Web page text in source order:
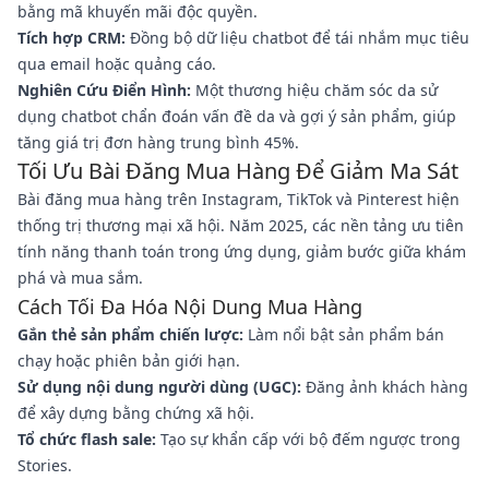
bằng mã khuyến mãi độc quyền.
Tích hợp CRM: Đồng bộ dữ liệu chatbot để tái nhắm mục tiêu
qua email hoặc quảng cáo.
Nghiên Cứu Điển Hình: Một thương hiệu chăm sóc da sử
dụng chatbot chẩn đoán vấn đề da và gợi ý sản phẩm, giúp
tăng giá trị đơn hàng trung bình 45%.
Tối Ưu Bài Đăng Mua Hàng Để Giảm Ma Sát
Bài đăng mua hàng trên Instagram, TikTok và Pinterest hiện
thống trị thương mại xã hội. Năm 2025, các nền tảng ưu tiên
tính năng thanh toán trong ứng dụng, giảm bước giữa khám
phá và mua sắm.
Cách Tối Đa Hóa Nội Dung Mua Hàng
Gắn thẻ sản phẩm chiến lược: Làm nổi bật sản phẩm bán
chạy hoặc phiên bản giới hạn.
Sử dụng nội dung người dùng (UGC): Đăng ảnh khách hàng
để xây dựng bằng chứng xã hội.
Tổ chức flash sale: Tạo sự khẩn cấp với bộ đếm ngược trong
Stories.